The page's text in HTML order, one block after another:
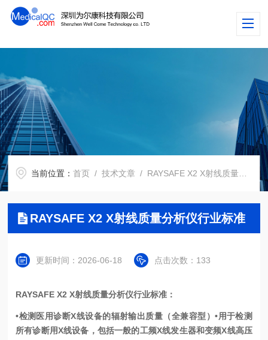
当前位置：首页 /技术文章 / RAYSAFE X2 X射线质量分析仪行业标准
RAYSAFE X2 X射线质量分析仪行业标准
更新时间：2026-06-18 点击次数：133
RAYSAFE X2 X射线质量分析仪行业标准：
•检测医用诊断X线设备的辐射输出质量（全兼容型）•用于检测
所有诊断用X线设备，包括一般的工频X线发生器和变频X线高压